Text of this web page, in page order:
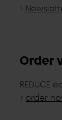
>
Order
REDUCE
> order